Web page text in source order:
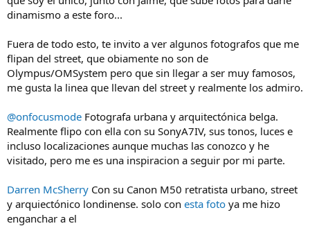
dinamismo a este foro...
Fuera de todo esto, te invito a ver algunos fotografos que me
flipan del street, que obiamente no son de
Olympus/OMSystem pero que sin llegar a ser muy famosos,
me gusta la linea que llevan del street y realmente los admiro.
@onfocusmode Fotografa urbana y arquitectónica belga.
Realmente flipo con ella con su SonyA7IV, sus tonos, luces e
incluso localizaciones aunque muchas las conozco y he
visitado, pero me es una inspiracion a seguir por mi parte.
Darren McSherry Con su Canon M50 retratista urbano, street
y arquiectónico londinense. solo con esta foto ya me hizo
enganchar a el